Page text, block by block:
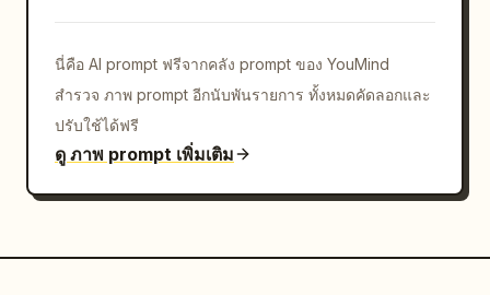
นี่คือ AI prompt ฟรีจากคลัง prompt ของ YouMind
สำรวจ ภาพ prompt อีกนับพันรายการ ทั้งหมดคัดลอกและ
ปรับใช้ได้ฟรี
ดู ภาพ prompt เพิ่มเติม